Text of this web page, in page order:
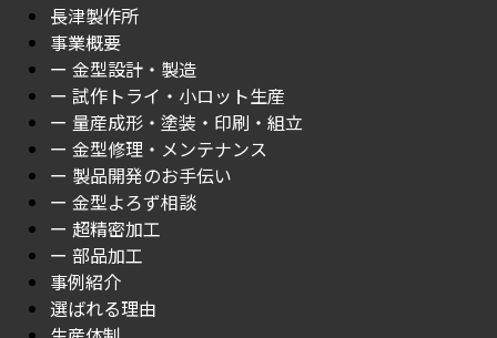
長津製作所
事業概要
ー 金型設計・製造
ー 試作トライ・小ロット生産
ー 量産成形・塗装・印刷・組立
ー 金型修理・メンテナンス
ー 製品開発のお手伝い
ー 金型よろず相談
ー 超精密加工
ー 部品加工
事例紹介
選ばれる理由